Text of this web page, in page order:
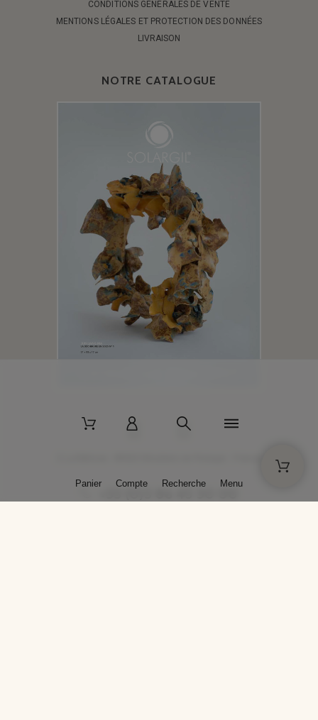
CONDITIONS GÉNÉRALES DE VENTE
MENTIONS LÉGALES ET PROTECTION DES DONNÉES
LIVRAISON
NOTRE CATALOGUE
+33 (0)3 86 45 50 00
Panier Compte Recherche Menu